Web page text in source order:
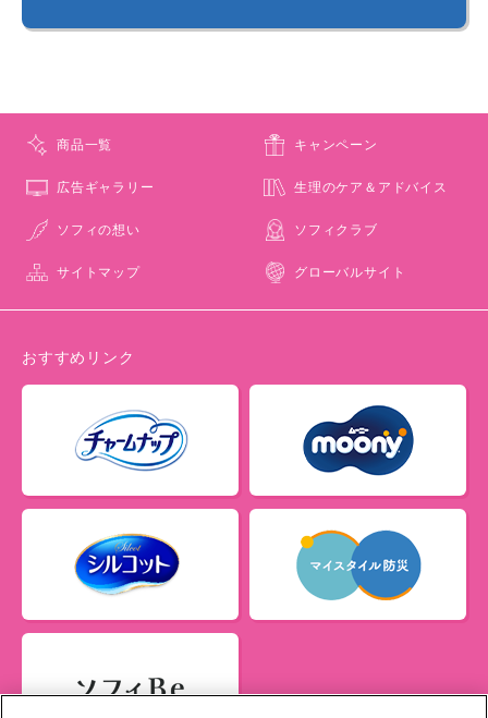
商品一覧 キャンペーン
広告ギャラリー 生理のケア＆アドバイス
ソフィの想い ソフィクラブ
サイトマップ グローバルサイト
おすすめリンク